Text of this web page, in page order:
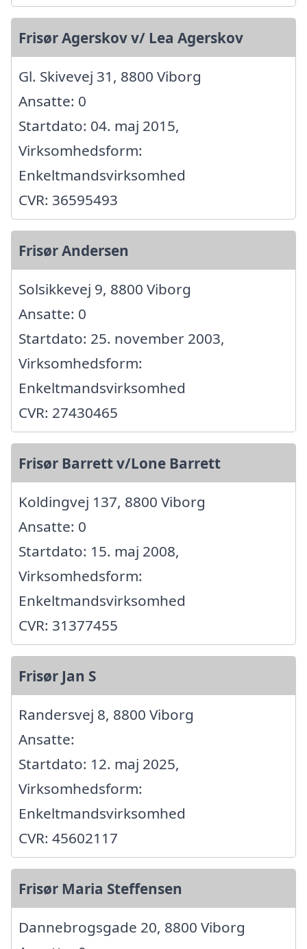
Frisør Agerskov v/ Lea Agerskov
Gl. Skivevej 31, 8800 Viborg
Ansatte: 0
Startdato: 04. maj 2015,
Virksomhedsform:
Enkeltmandsvirksomhed
CVR: 36595493
Frisør Andersen
Solsikkevej 9, 8800 Viborg
Ansatte: 0
Startdato: 25. november 2003,
Virksomhedsform:
Enkeltmandsvirksomhed
CVR: 27430465
Frisør Barrett v/Lone Barrett
Koldingvej 137, 8800 Viborg
Ansatte: 0
Startdato: 15. maj 2008,
Virksomhedsform:
Enkeltmandsvirksomhed
CVR: 31377455
Frisør Jan S
Randersvej 8, 8800 Viborg
Ansatte:
Startdato: 12. maj 2025,
Virksomhedsform:
Enkeltmandsvirksomhed
CVR: 45602117
Frisør Maria Steffensen
Dannebrogsgade 20, 8800 Viborg